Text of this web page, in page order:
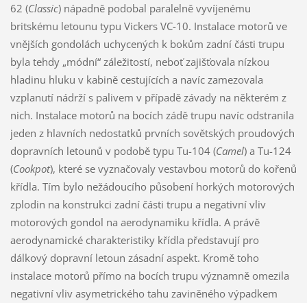
62 (Classic) nápadně podobal paralelně vyvíjenému
britskému letounu typu Vickers VC-10. Instalace motorů ve
vnějších gondolách uchycených k bokům zadní části trupu
byla tehdy „módní“ záležitostí, neboť zajišťovala nízkou
hladinu hluku v kabině cestujících a navíc zamezovala
vzplanutí nádrží s palivem v případě závady na některém z
nich. Instalace motorů na bocích zádě trupu navíc odstranila
jeden z hlavních nedostatků prvních sovětských proudových
dopravních letounů v podobě typu Tu-104 (Camel) a Tu-124
(Cookpot), které se vyznačovaly vestavbou motorů do kořenů
křídla. Tím bylo nežádoucího působení horkých motorových
zplodin na konstrukci zadní části trupu a negativní vliv
motorových gondol na aerodynamiku křídla. A právě
aerodynamické charakteristiky křídla představují pro
dálkový dopravní letoun zásadní aspekt. Kromě toho
instalace motorů přímo na bocích trupu významně omezila
negativní vliv asymetrického tahu zaviněného výpadkem